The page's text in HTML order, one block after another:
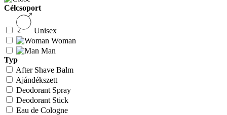
Célcsoport
Unisex
Woman
Man
Typ
After Shave Balm
Ajándékszett
Deodorant Spray
Deodorant Stick
Eau de Cologne